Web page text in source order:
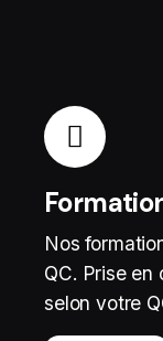
Nos
QC. Prise en
selon votre